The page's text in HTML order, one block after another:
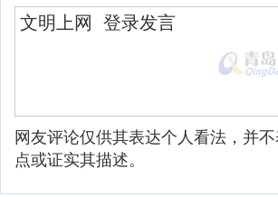
网友评论仅供其表达个人看法，并
点或证实其描述。